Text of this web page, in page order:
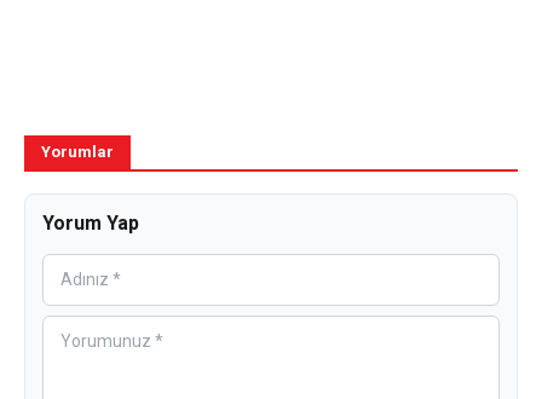
Yorumlar
Yorum Yap